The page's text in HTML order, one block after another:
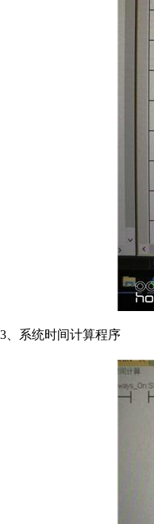
3、系统时间计算程序